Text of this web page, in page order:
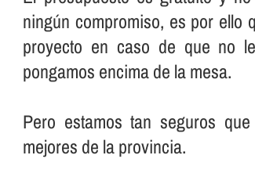
ningún compromiso, es por ello
proyecto en caso de que no
pongamos encima de la mesa.
Pero estamos tan seguros
mejores de la provincia.